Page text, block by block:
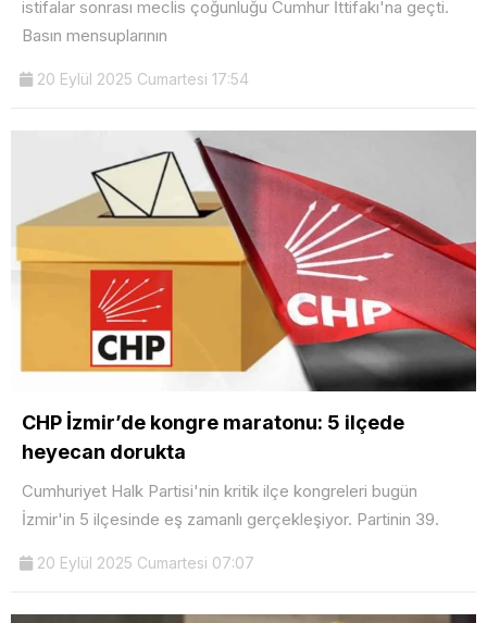
istifalar sonrası meclis çoğunluğu Cumhur İttifakı'na geçti.
Basın mensuplarının
20 Eylül 2025 Cumartesi 17:54
CHP İzmir’de kongre maratonu: 5 ilçede
heyecan dorukta
Cumhuriyet Halk Partisi'nin kritik ilçe kongreleri bugün
İzmir'in 5 ilçesinde eş zamanlı gerçekleşiyor. Partinin 39.
20 Eylül 2025 Cumartesi 07:07